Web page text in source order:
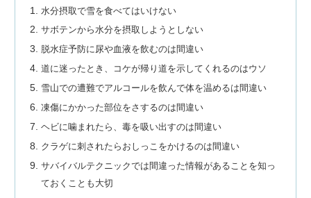
水分摂取で雪を食べてはいけない
サボテンから水分を摂取しようとしない
脱水症予防に尿や血液を飲むのは間違い
道に迷ったとき、コケが帰り道を示してくれるのはウソ
雪山での遭難でアルコールを飲んで体を温めるは間違い
凍傷にかかった部位をさするのは間違い
ヘビに噛まれたら、毒を吸い出すのは間違い
クラゲに刺されたらおしっこをかけるのは間違い
サバイバルテクニックでは間違った情報があることを知っ
ておくことも大切